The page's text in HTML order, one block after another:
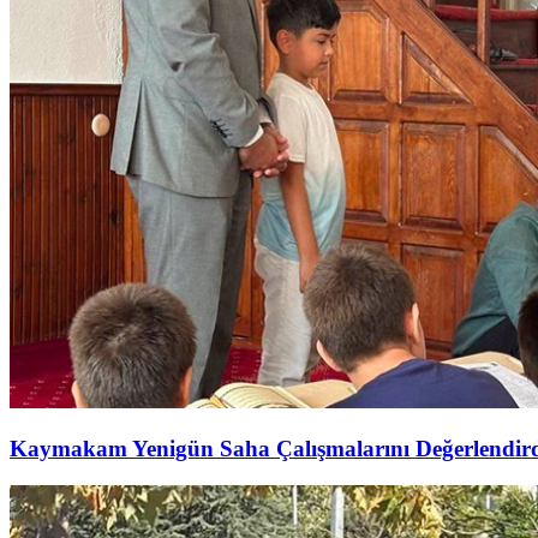
Kaymakam Yenigün Saha Çalışmalarını